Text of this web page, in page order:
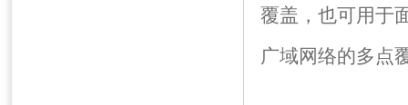
覆盖，也可用于
广域网络的多点